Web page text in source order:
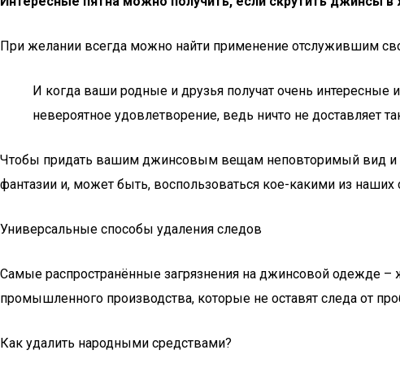
При желании всегда можно найти применение отслужившим
И когда ваши родные и друзья получат очень
невероятное удовлетворение, ведь ничто не доставляет
Чтобы придать вашим джинсовым вещам неповторимый вид и
фантазии и, может быть, воспользоваться кое-какими из наших
Универсальные способы удаления следов
Самые распространённые загрязнения на джинсовой одежде
промышленного производства, которые не оставят следа от
Как удалить народными средствами?